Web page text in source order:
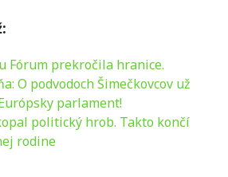
Fórum prekročila hranice.
O podvodoch Šimečkovcov už
parlament!
politický hrob. Takto končí
rodine